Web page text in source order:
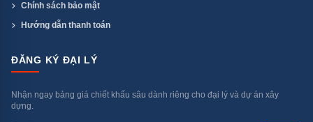
Chính sách bảo mật
Hướng dẫn thanh toán
ĐĂNG KÝ ĐẠI LÝ
Nhận ngay bảng giá chiết khấu sâu dành riêng cho đại lý và dự án xây
dựng.